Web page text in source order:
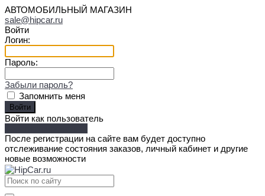
АВТОМОБИЛЬНЫЙ МАГАЗИН
sale@hipcar.ru
Войти
Логин:
Пароль:
Забыли пароль?
Запомнить меня
Войти как пользователь
После регистрации на сайте вам будет доступно
отслеживание состояния заказов, личный кабинет и другие
новые возможности